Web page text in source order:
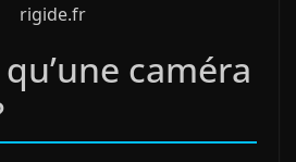
rigide.fr
qu’une caméra